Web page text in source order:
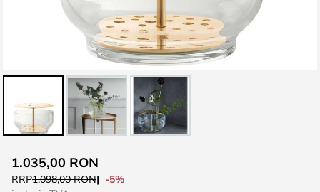
to
the
1.035,00 RON
RRP1.098,00 RON
-5%